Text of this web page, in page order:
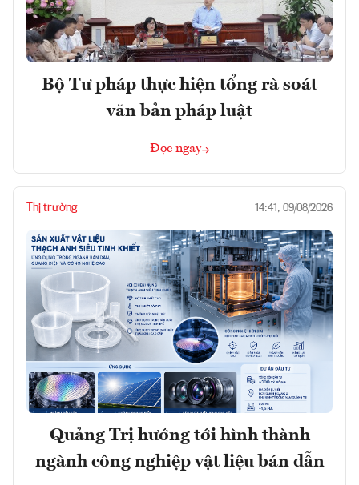
Bộ Tư pháp thực hiện tổng rà soát
văn bản pháp luật
Đọc ngay
Thị trường 14:41, 09/08/2026
Quảng Trị hướng tới hình thành
ngành công nghiệp vật liệu bán dẫn